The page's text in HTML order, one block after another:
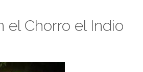
el Chorro el Indio